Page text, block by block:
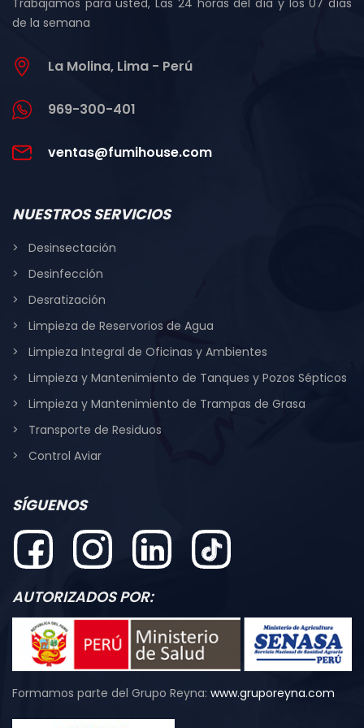
Trabajamos para usted, Las 24 horas del día y los 07 días
de la semana
La Molina, Lima - Perú
969-300-401
ventas@fumihouse.com
NUESTROS SERVICIOS
Desinsectación
Desinfección
Desratización
Limpieza de Reservorios de Agua
Limpieza Integral de Oficinas y Ambientes
Limpieza y Mantenimiento de Tanques y Pozos Sépticos
Limpieza y Mantenimiento de Trampas de Grasa
Transporte de Residuos
Control Aviar
SÍGUENOS
AUTORIZADOS POR:
Formamos parte del Grupo Reyna: www.gruporeyna.com